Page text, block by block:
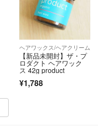
ヘアワックス/ヘアクリーム
【新品未開封】ザ・プ
ロダクト ヘアワック
ス 42g product
¥1,788